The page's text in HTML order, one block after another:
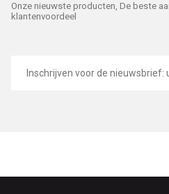
Onze nieuwste producten, De beste
klantenvoordeel
mailadres